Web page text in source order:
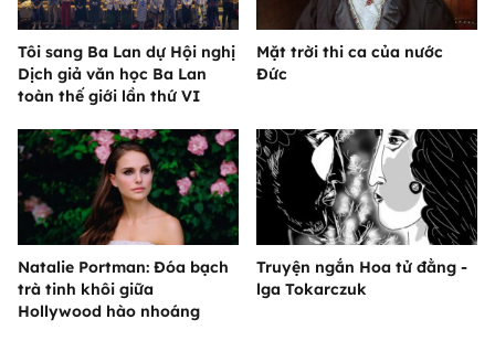
Tôi sang Ba Lan dự Hội nghị
Dịch giả văn học Ba Lan
toàn thế giới lần thứ VI
Mặt trời thi ca của nước
Đức
Natalie Portman: Đóa bạch
trà tinh khôi giữa
Hollywood hào nhoáng
Truyện ngắn Hoa tử đằng -
lga Tokarczuk